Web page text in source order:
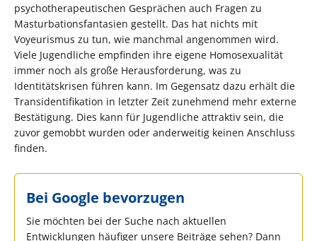
psychotherapeutischen Gesprächen auch Fragen zu
Masturbationsfantasien gestellt. Das hat nichts mit
Voyeurismus zu tun, wie manchmal angenommen wird.
Viele Jugendliche empfinden ihre eigene Homosexualität
immer noch als große Herausforderung, was zu
Identitätskrisen führen kann. Im Gegensatz dazu erhält die
Transidentifikation in letzter Zeit zunehmend mehr externe
Bestätigung. Dies kann für Jugendliche attraktiv sein, die
zuvor gemobbt wurden oder anderweitig keinen Anschluss
finden.
Bei Google bevorzugen
Sie möchten bei der Suche nach aktuellen
Entwicklungen häufiger unsere Beiträge sehen? Dann